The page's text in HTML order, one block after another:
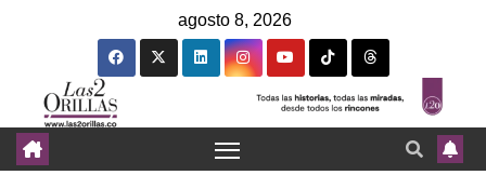
agosto 8, 2026